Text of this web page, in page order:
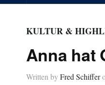
KULTUR &
Anna hat
Written byFred Schiffer